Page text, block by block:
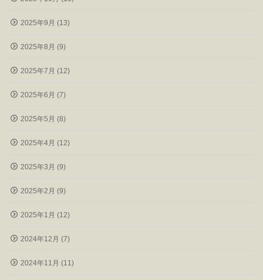
2025年9月 (13)
2025年8月 (9)
2025年7月 (12)
2025年6月 (7)
2025年5月 (8)
2025年4月 (12)
2025年3月 (9)
2025年2月 (9)
2025年1月 (12)
2024年12月 (7)
2024年11月 (11)